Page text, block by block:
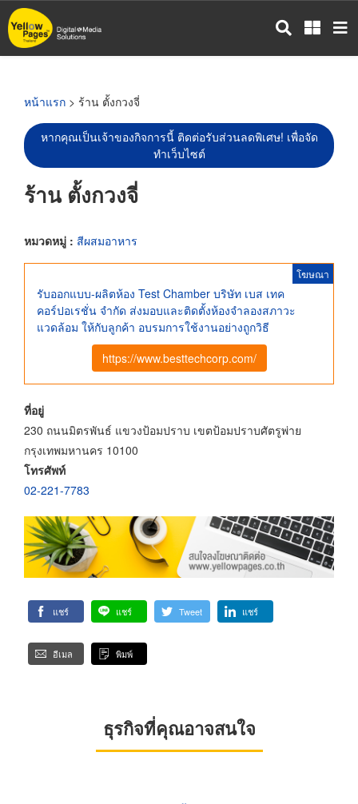
ข้าม
ไป
หน้าแรก > ร้าน ตั้งกวงจี่
หากคุณเป็นเจ้าของกิจการนี้ ติดต่อรับส่วนลดพิเศษ! เพื่อจัด
ทำเว็บไซต์
ร้าน ตั้งกวงจี่
หมวดหมู่ : สีผสมอาหาร
โฆษณา
รับออกแบบ-ผลิตห้อง Test Chamber บริษัท เบส เทค
คอร์ปอเรชั่น จำกัด ส่งมอบและติดตั้งห้องจำลองสภาวะ
แวดล้อม ให้กับลูกค้า อบรมการใช้งานอย่างถูกวิธี
https://www.besttechcorp.com/
ที่อยู่
230 ถนนมิตรพันธ์ แขวงป้อมปราบ เขตป้อมปราบศัตรูพ่าย
กรุงเทพมหานคร 10100
โทรศัพท์
02-221-7783
แชร์ แชร์ Tweet แชร์
อีเมล พิมพ์
ธุรกิจที่คุณอาจสนใจ